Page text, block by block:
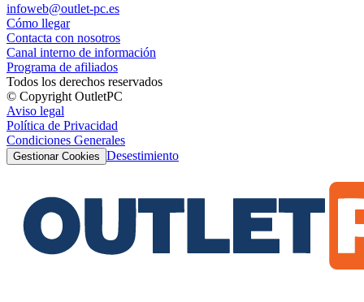
infoweb@outlet-pc.es
Cómo llegar
Contacta con nosotros
Canal interno de información
Programa de afiliados
Todos los derechos reservados
© Copyright OutletPC
Aviso legal
Política de Privacidad
Condiciones Generales
Gestionar Cookies Desestimiento